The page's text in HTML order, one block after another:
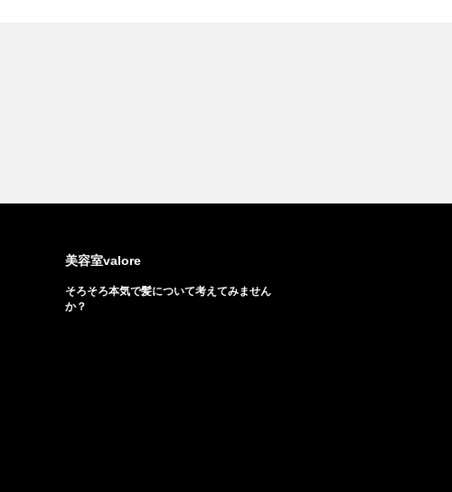
美容室valore
そろそろ本気で髪について考えてみません
か？